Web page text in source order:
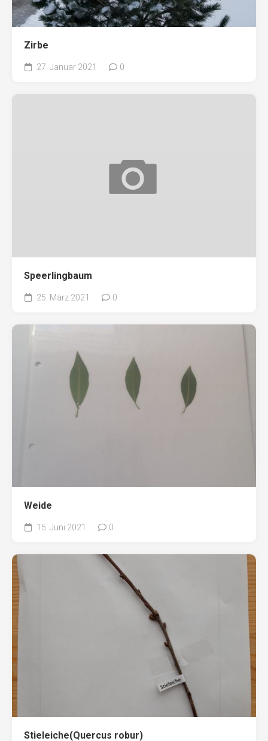
Zirbe
27. Januar 2021 0
Speerlingbaum
25. März 2021 0
Weide
15. Juni 2021 0
Stieleiche(Quercus robur)